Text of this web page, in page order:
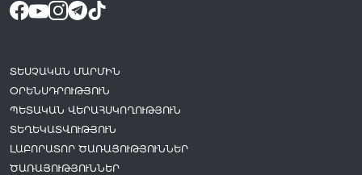
ՏԵՍՉԱԿԱՆ ՄԱՐՄԻՆ
ՕՐԵՆՍԴՐՈՒԹՅՈՒՆ
ՊԵՏԱԿԱՆ ՎԵՐԱՀՍԿՈՂՈՒԹՅՈՒՆ
ՏԵՂԵԿԱՏՎՈՒԹՅՈՒՆ
ԼԱԲՈՐԱՏՈՐ ԾԱՌԱՅՈՒԹՅՈՒՆՆԵՐ
ԾԱՌԱՅՈՒԹՅՈՒՆՆԵՐ